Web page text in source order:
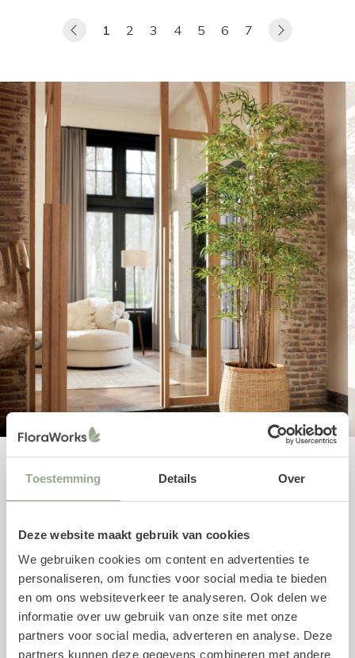
Toestemming Details Over
Deze website maakt gebruik van cookies
We gebruiken cookies om content en advertenties te
personaliseren, om functies voor social media te bieden
en om ons websiteverkeer te analyseren. Ook delen we
informatie over uw gebruik van onze site met onze
partners voor social media, adverteren en analyse. Deze
partners kunnen deze gegevens combineren met andere
1 2 3 4 5 6 7
De specialist in grote kunstplanten
FloraWorks is de specialist in natuurgetrouwe grote
assortiment biedt een breed scala aan kamerplanten tot
bomen met een hoogte van meerdere meters, perfect
voor het creëren van sfeer en een groene uitstraling in
grote ruimtes. Of je nu een blikvanger zoekt voor in huis,
kantoor, winkel of horecazaak, met een grote kunstplant
van FloraWorks maak je direct indruk.